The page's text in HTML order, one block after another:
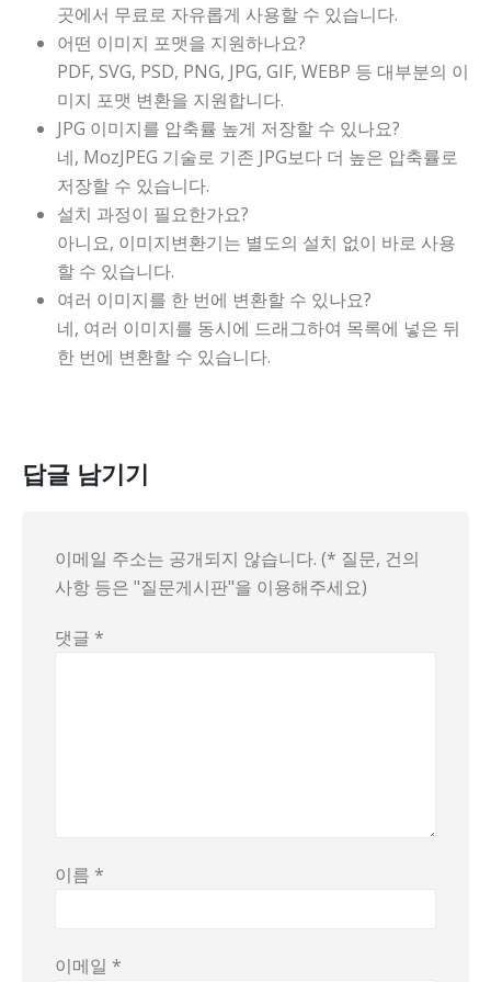
곳에서 무료로 자유롭게 사용할 수 있습니다.
어떤 이미지 포맷을 지원하나요?
PDF, SVG, PSD, PNG, JPG, GIF, WEBP 등 대부분의 이
미지 포맷 변환을 지원합니다.
JPG 이미지를 압축률 높게 저장할 수 있나요?
네, MozJPEG 기술로 기존 JPG보다 더 높은 압축률로
저장할 수 있습니다.
설치 과정이 필요한가요?
아니요, 이미지변환기는 별도의 설치 없이 바로 사용
할 수 있습니다.
여러 이미지를 한 번에 변환할 수 있나요?
네, 여러 이미지를 동시에 드래그하여 목록에 넣은 뒤
한 번에 변환할 수 있습니다.
답글 남기기
이메일 주소는 공개되지 않습니다. (* 질문, 건의
사항 등은 "질문게시판"을 이용해주세요)
댓글 *
이름 *
이메일 *